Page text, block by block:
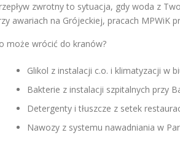
zwrotny to sytuacja, gdy woda z
awariach na Grójeckiej, pracach MPWiK
może wrócić do kranów?
Glikol z instalacji c.o. i klimatyzacji w
Bakterie z instalacji szpitalnych przy
Detergenty i tłuszcze z setek
Nawozy z systemu nawadniania w